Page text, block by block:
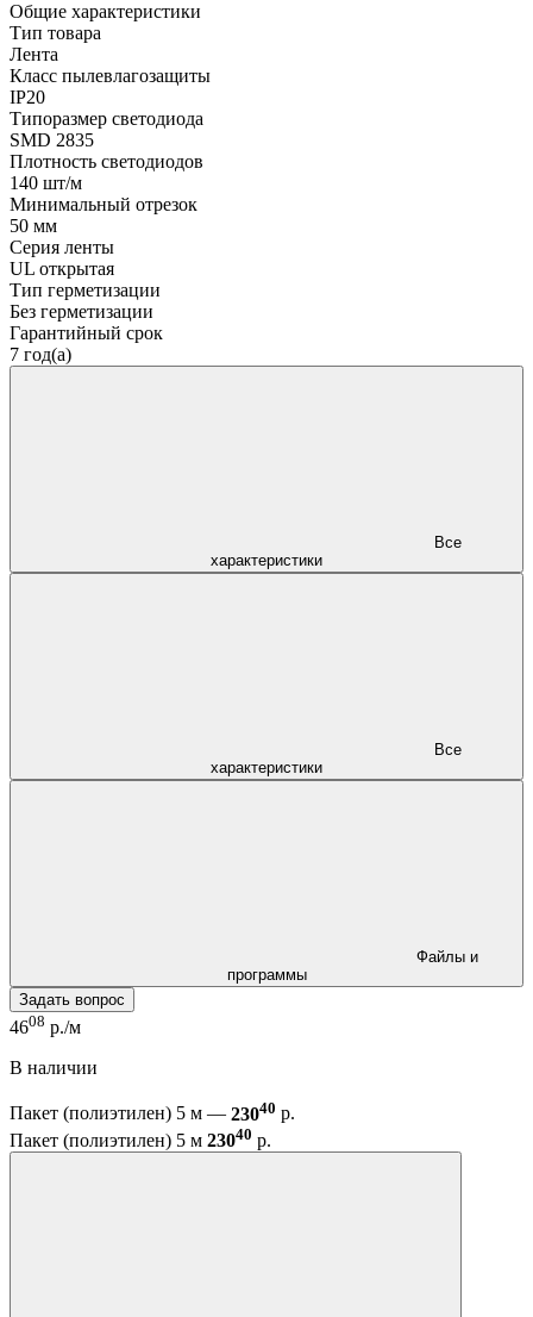
Общие характеристики
Тип товара
Лента
Класс пылевлагозащиты
IP20
Типоразмер светодиода
SMD 2835
Плотность светодиодов
140 шт/м
Минимальный отрезок
50 мм
Серия ленты
UL открытая
Тип герметизации
Без герметизации
Гарантийный срок
7 год(а)
характеристики
характеристики
программы
Задать вопрос
4608 р./м
В наличии
Пакет (полиэтилен) 5 м — 23040 р.
Пакет (полиэтилен) 5 м 23040 р.